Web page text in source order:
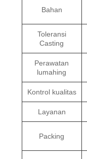
Bahan
Toleransi
Casting
Perawatan
lumahing
Kontrol kualitas
Layanan
Packing